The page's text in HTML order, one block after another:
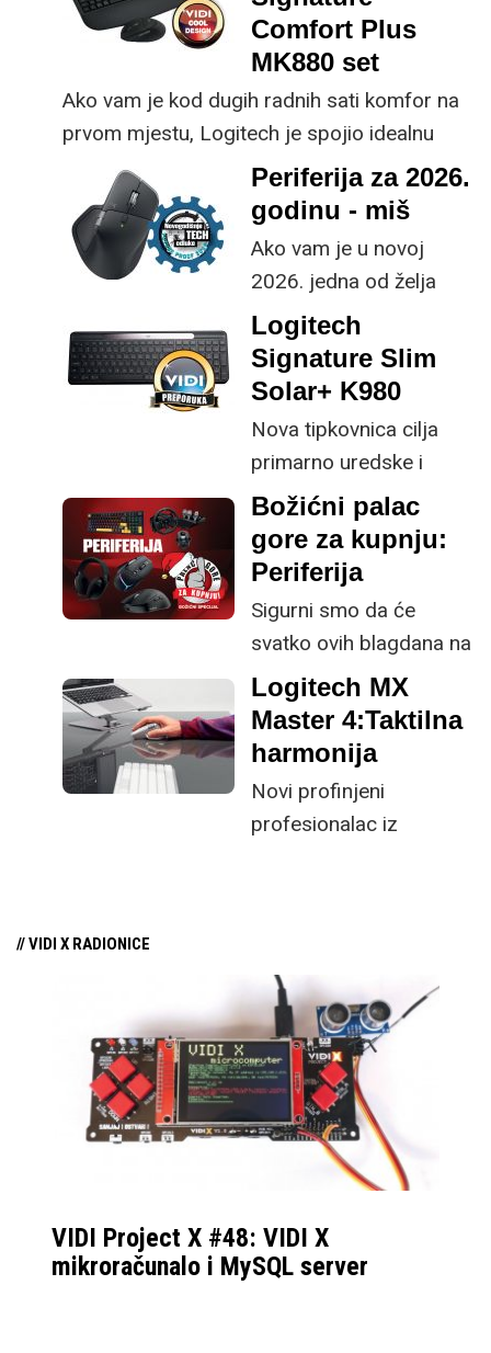
Comfort Plus
MK880 set
Ako vam je kod dugih radnih sati komfor na
prvom mjestu, Logitech je spojio idealnu
kombinaciju tipkovnice i miša s naprednim
funkcijama.
Periferija za 2026.
godinu - miš
Ako vam je u novoj
2026. jedna od želja
veća produktivnost u
radu, ne gledajte dalje
od ovog miša. Logitech
personifikacija
poboljšanog učinka u
obavljanju zadataka na
računalu.
Logitech
Signature Slim
Solar+ K980
Nova tipkovnica cilja
primarno uredske i
kućne korisnike koji više
nikada neće morati
misliti na punjenje
Božićni palac
gore za kupnju:
Periferija
Sigurni smo da će
svatko ovih blagdana na
poklone utrošiti i više
nego može racionalno
opravdati, no bilo da
kupujete poklone
najdražima ili sebi, novi
komad periferije brzo
novim značajkama koje
neizbježno dolaze s
novim hardverom.
Logitech MX
Master 4:Taktilna
harmonija
Novi profinjeni
profesionalac iz
tipki s taktilnim
povratnim
informacijama
// VIDI X RADIONICE
VIDI Project X #48: VIDI X
mikroračunalo i MySQL server